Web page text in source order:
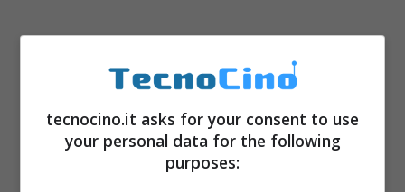
tecnocino.it asks for your consent to use
your personal data for the following
purposes: